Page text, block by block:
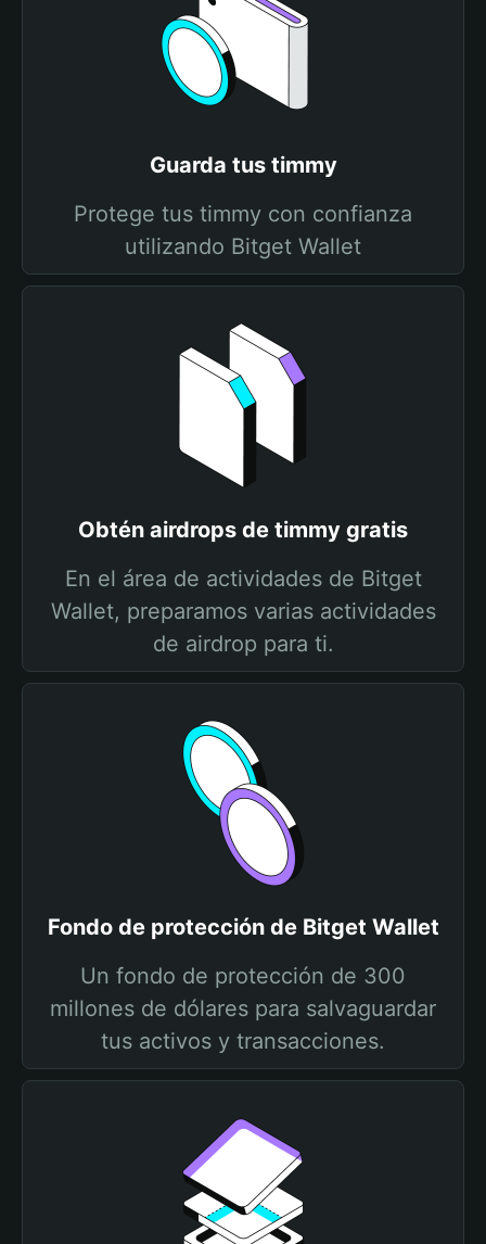
Guarda tus timmy
Protege tus timmy con confianza
utilizando Bitget Wallet
Obtén airdrops de timmy gratis
En el área de actividades de Bitget
Wallet, preparamos varias actividades
de airdrop para ti.
Fondo de protección de Bitget Wallet
Un fondo de protección de 300
millones de dólares para salvaguardar
tus activos y transacciones.